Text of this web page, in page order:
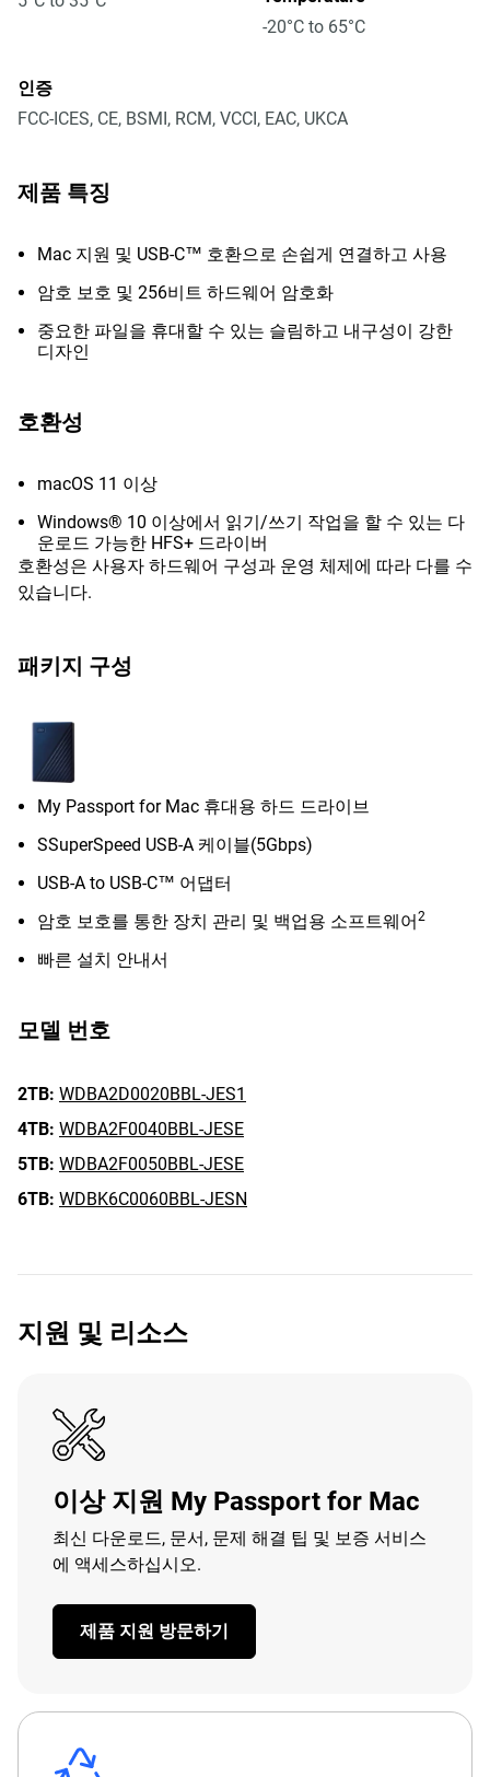
-20°C to 65°C
인증
FCC-ICES, CE, BSMI, RCM, VCCI, EAC, UKCA
제품 특징
Mac 지원 및 USB-C™ 호환으로 손쉽게 연결하고 사용
암호 보호 및 256비트 하드웨어 암호화
중요한 파일을 휴대할 수 있는 슬림하고 내구성이 강한
디자인
호환성
macOS 11 이상
Windows® 10 이상에서 읽기/쓰기 작업을 할 수 있는 다
운로드 가능한 HFS+ 드라이버
호환성은 사용자 하드웨어 구성과 운영 체제에 따라 다를 수
있습니다.
패키지 구성
My Passport for Mac 휴대용 하드 드라이브
SSuperSpeed USB-A 케이블(5Gbps)
USB-A to USB-C™ 어댑터
암호 보호를 통한 장치 관리 및 백업용 소프트웨어2
빠른 설치 안내서
모델 번호
2TB: WDBA2D0020BBL-JES1
4TB: WDBA2F0040BBL-JESE
5TB: WDBA2F0050BBL-JESE
6TB: WDBK6C0060BBL-JESN
지원 및 리소스
이상 지원 My Passport for Mac
최신 다운로드, 문서, 문제 해결 팁 및 보증 서비스
에 액세스하십시오.
제품 지원 방문하기